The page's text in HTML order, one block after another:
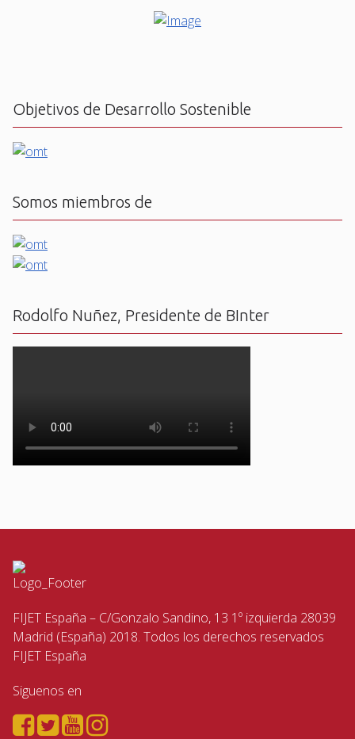
Objetivos de Desarrollo Sostenible
Somos miembros de
Rodolfo Nuñez, Presidente de BInter
FIJET España – C/Gonzalo Sandino, 13 1º izquierda 28039
Madrid (España) 2018. Todos los derechos reservados
FIJET España
Siguenos en